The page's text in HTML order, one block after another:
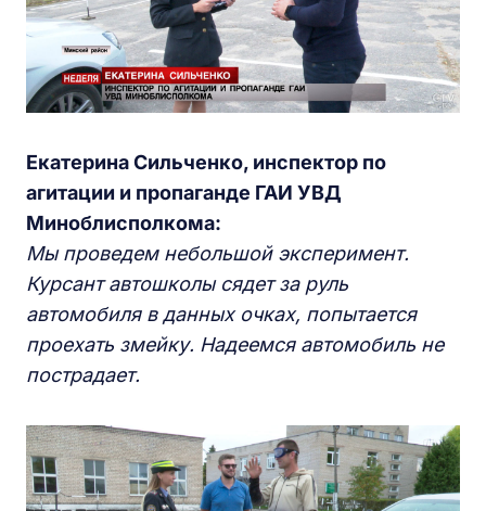
Екатерина Сильченко, инспектор по
агитации и пропаганде ГАИ УВД
Миноблисполкома:
Мы проведем небольшой эксперимент.
Курсант автошколы сядет за руль
автомобиля в данных очках, попытается
проехать змейку. Надеемся автомобиль не
пострадает.